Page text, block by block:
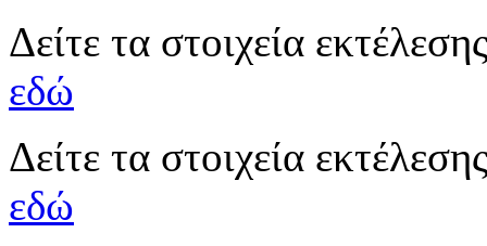
Δείτε τα στοιχεία
εδώ
Δείτε τα στοιχεία
εδώ